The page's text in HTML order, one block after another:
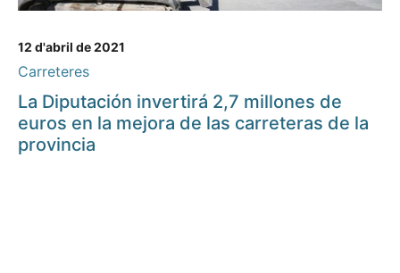
12 d'abril de 2021
Carreteres
La Diputación invertirá 2,7 millones de
euros en la mejora de las carreteras de la
provincia